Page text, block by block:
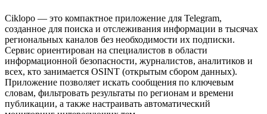
Ciklopo — это компактное приложение для Telegram,
созданное для поиска и отслеживания информации в тысячах
региональных каналов без необходимости их подписки.
Сервис ориентирован на специалистов в области
информационной безопасности, журналистов, аналитиков и
всех, кто занимается OSINT (открытым сбором данных).
Приложение позволяет искать сообщения по ключевым
словам, фильтровать результаты по регионам и времени
публикации, а также настраивать автоматический